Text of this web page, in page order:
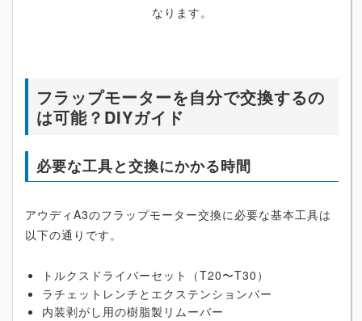
なります。
フラップモーターを自分で交換するの
は可能？DIYガイド
必要な工具と交換にかかる時間
アウディA3のフラップモーター交換に必要な基本工具は
以下の通りです。
トルクスドライバーセット（T20〜T30）
ラチェットレンチとエクステンションバー
内装剥がし用の樹脂製リムーバー